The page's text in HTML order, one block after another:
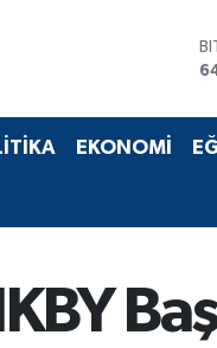
EKONOMİ